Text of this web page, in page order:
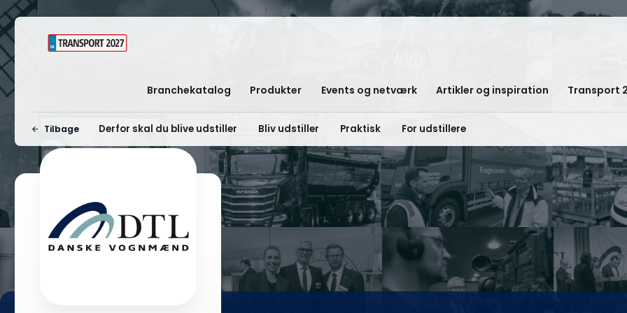
Branchekatalog Produkter Events og netværk Artikler og inspiration Transport
Tilbage Derfor skal du blive udstiller Bliv udstiller Praktisk For udstillere